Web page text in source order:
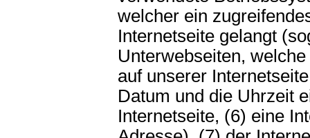
welcher ein
Internetseite gelangt
Unterwebseiten,
auf unserer
Datum und die Uhrzeit
Internetseite, (6) eine